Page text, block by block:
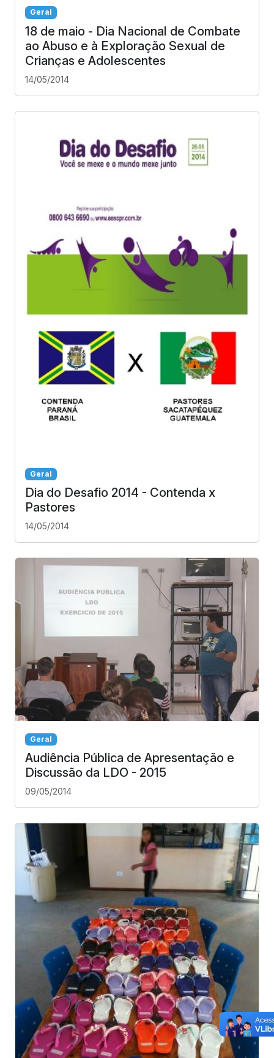
Geral
18 de maio - Dia Nacional de Combate
ao Abuso e à Exploração Sexual de
Crianças e Adolescentes
14/05/2014
Geral
Dia do Desafio 2014 - Contenda x
Pastores
14/05/2014
Geral
Audiência Pública de Apresentação e
Discussão da LDO - 2015
09/05/2014